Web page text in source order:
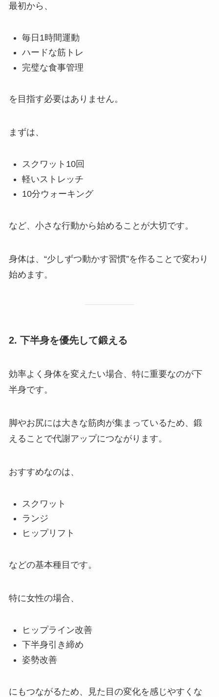
最初から、
毎日1時間運動
ハードな筋トレ
完璧な食事管理
を目指す必要はありません。
まずは、
スクワット10回
軽いストレッチ
10分ウォーキング
など、小さな行動から始めることが大切です。
身体は、“少しずつ動かす習慣”を作ることで変わり
始めます。
2. 下半身を優先して鍛える
効率よく身体を変えたい場合、特に重要なのが下
半身です。
脚やお尻には大きな筋肉が集まっているため、鍛
えることで代謝アップにつながります。
おすすめなのは、
スクワット
ランジ
ヒップリフト
などの基本種目です。
特に女性の場合、
ヒップライン改善
下半身引き締め
姿勢改善
にもつながるため、見た目の変化を感じやすくな